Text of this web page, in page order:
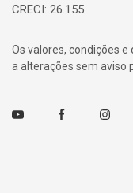
CRECI: 26.155
Os valores, condições
a alterações sem aviso
Youtube Facebook